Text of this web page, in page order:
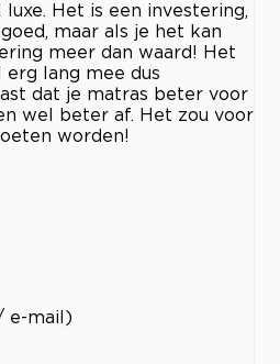
Het is een investering,
maar als je het kan
meer dan waard! Het
lang mee dus
dat je matras beter voor
wel beter af. Het zou voor
worden!
e-mail)